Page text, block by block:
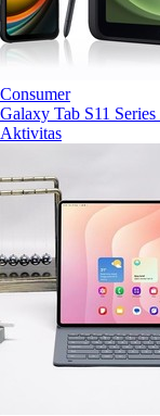
Consumer
Galaxy Tab S11
Aktivitas